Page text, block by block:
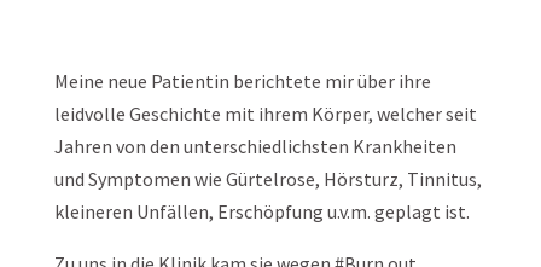
Meine neue Patientin berichtete mir über ihre
leidvolle Geschichte mit ihrem Körper, welcher seit
Jahren von den unterschiedlichsten Krankheiten
und Symptomen wie Gürtelrose, Hörsturz, Tinnitus,
kleineren Unfällen, Erschöpfung u.v.m. geplagt ist.